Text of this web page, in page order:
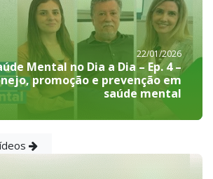
22/01/2026
Mental no Dia a Dia – Ep. 4 –
promoção e prevenção em
saúde mental